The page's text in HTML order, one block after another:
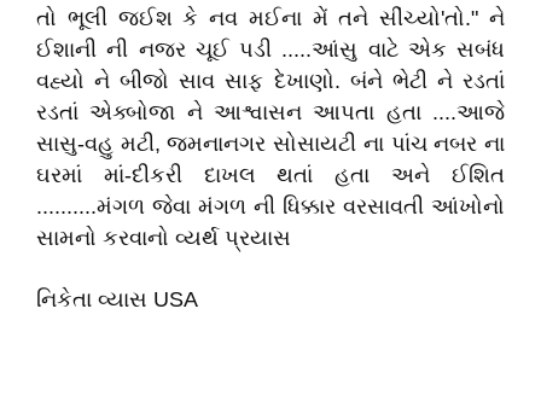
તો ભૂલી જઈશ કે નવ મઈના મેં તને સીંચ્યો'તો." ને
ઈશાની ની નજર ચૂઈ પડી .....આંસુ વાટે એક સબંધ
વહ્યો ને બીજો સાવ સાફ દેખાણો. બંને ભેટી ને રડતાં
રડતાં એક્બોજા ને આશ્વાસન આપતા હતા ....આજે
સાસુ-વહુ મટી, જમનાનગર સોસાયટી ના પાંચ નબર ના
ઘરમાં માં-દીકરી દાખલ થતાં હતા અને ઈશિત
..........મંગળ જેવા મંગળ ની ધિક્કાર વરસાવતી આંખોનો
સામનો કરવાનો વ્યર્થ પ્રયાસ
નિકેતા વ્યાસ USA